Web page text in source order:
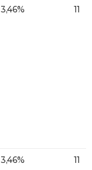
3,46% 11
3,46% 11